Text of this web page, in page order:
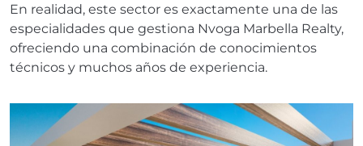
En realidad, este sector es exactamente una de las
especialidades que gestiona Nvoga Marbella Realty,
ofreciendo una combinación de conocimientos
técnicos y muchos años de experiencia.